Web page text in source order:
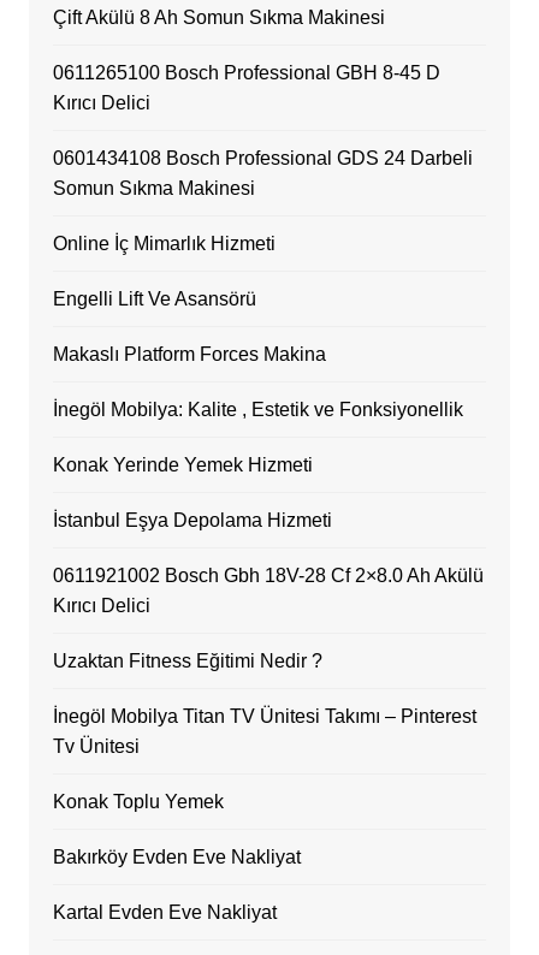
Çift Akülü 8 Ah Somun Sıkma Makinesi
0611265100 Bosch Professional GBH 8-45 D
Kırıcı Delici
0601434108 Bosch Professional GDS 24 Darbeli
Somun Sıkma Makinesi
Online İç Mimarlık Hizmeti
Engelli Lift Ve Asansörü
Makaslı Platform Forces Makina
İnegöl Mobilya: Kalite , Estetik ve Fonksiyonellik
Konak Yerinde Yemek Hizmeti
İstanbul Eşya Depolama Hizmeti
0611921002 Bosch Gbh 18V-28 Cf 2×8.0 Ah Akülü
Kırıcı Delici
Uzaktan Fitness Eğitimi Nedir ?
İnegöl Mobilya Titan TV Ünitesi Takımı – Pinterest
Tv Ünitesi
Konak Toplu Yemek
Bakırköy Evden Eve Nakliyat
Kartal Evden Eve Nakliyat